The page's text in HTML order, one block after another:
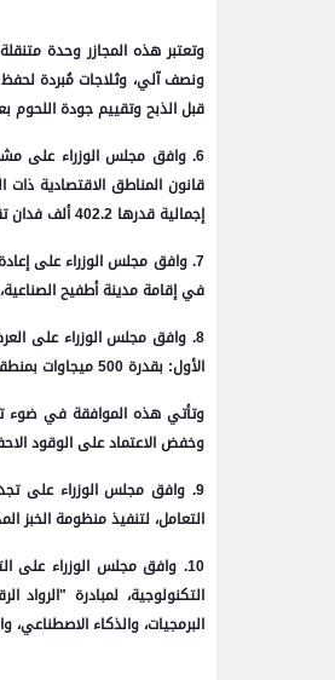
وتعتبر هذه المجازر وحدة
ونصف آلي، وثلاجات مُبردة
قبل الذبح وتقييم جودة اللحوم
6. وافق مجلس الوزراء على
إجمالية قدرها 402.2 ألف فدان تقريباً.
في إقامة مدينة أطفيح
الأول: بقدرة 500 ميجاوات بمنطقة المنيا، والثاني: بقدرة 400 ميجاوات بمنطقة الواحات.
وتأتي هذه الموافقة في ضوء
وخفض الاعتماد على الوقود
التعامل، لتنفيذ منظومة الخبز
10. وافق مجلس الوزراء على
التكنولوجية، لمبادرة
البرمجيات، والذكاء الاصطناعي،